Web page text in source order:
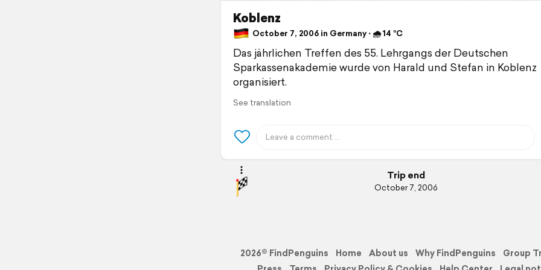
Koblenz
October 7, 2006 in Germany ⋅ 🌧 14 °C
Das jährlichen Treffen des 55. Lehrgangs der Deutschen
Sparkassenakademie wurde von Harald und Stefan in Koblenz
organisiert.
See translation
Trip end
October 7, 2006
2026© FindPenguins Home About us Why FindPenguins
Group